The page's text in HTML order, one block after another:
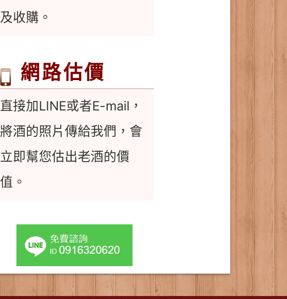
及收購。
網路估價
直接加LINE或者E-mail，
將酒的照片傳給我們，會
立即幫您估出老酒的價
值。